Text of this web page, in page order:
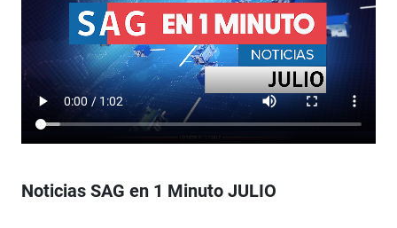
Noticias SAG en 1 Minuto JULIO